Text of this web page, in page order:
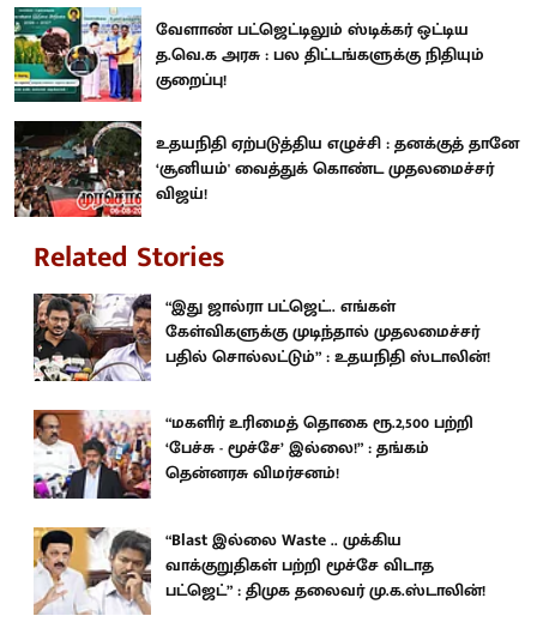
வேளாண் பட்ஜெட்டிலும் ஸ்டிக்கர் ஒட்டிய
த.வெ.க அரசு : பல திட்டங்களுக்கு நிதியும்
குறைப்பு!
உதயநிதி ஏற்படுத்திய எழுச்சி : தனக்குத் தானே
‘சூனியம்' வைத்துக் கொண்ட முதலமைச்சர்
விஜய்!
Related Stories
“இது ஜால்ரா பட்ஜெட்.. எங்கள்
கேள்விகளுக்கு முடிந்தால் முதலமைச்சர்
பதில் சொல்லட்டும்” : உதயநிதி ஸ்டாலின்!
“மகளிர் உரிமைத் தொகை ரூ.2,500 பற்றி
‘பேச்சு - மூச்சே’ இல்லை!” : தங்கம்
தென்னரசு விமர்சனம்!
“Blast இல்லை Waste .. முக்கிய
வாக்குறுதிகள் பற்றி மூச்சே விடாத
பட்ஜெட்” : திமுக தலைவர் மு.க.ஸ்டாலின்!